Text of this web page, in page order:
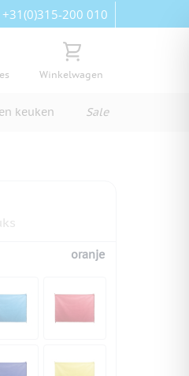
+31(0)315-200 010
quote, Quote is empty
Bekijk winkelwagen,
Winkelwagen
keuken Sale
oranje